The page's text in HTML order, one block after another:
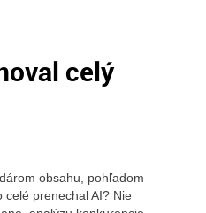
celý
obsahu, pohľadom
prenechal AI? Nie